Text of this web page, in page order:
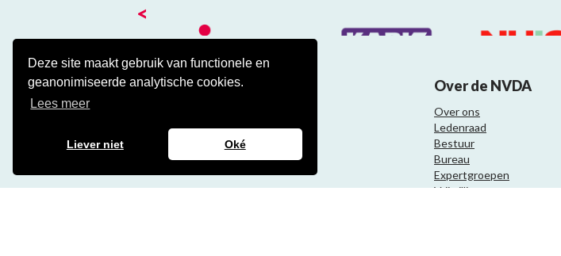
Deze site maakt gebruik van functionele en
geanonimiseerde analytische cookies.
Lees meer
Liever niet Oké
<
Kantoor
3743 KE Baarn
Contact
Over de NVDA
Over ons
Ledenraad
Bestuur
Bureau
Expertgroepen
Vrijwilligers